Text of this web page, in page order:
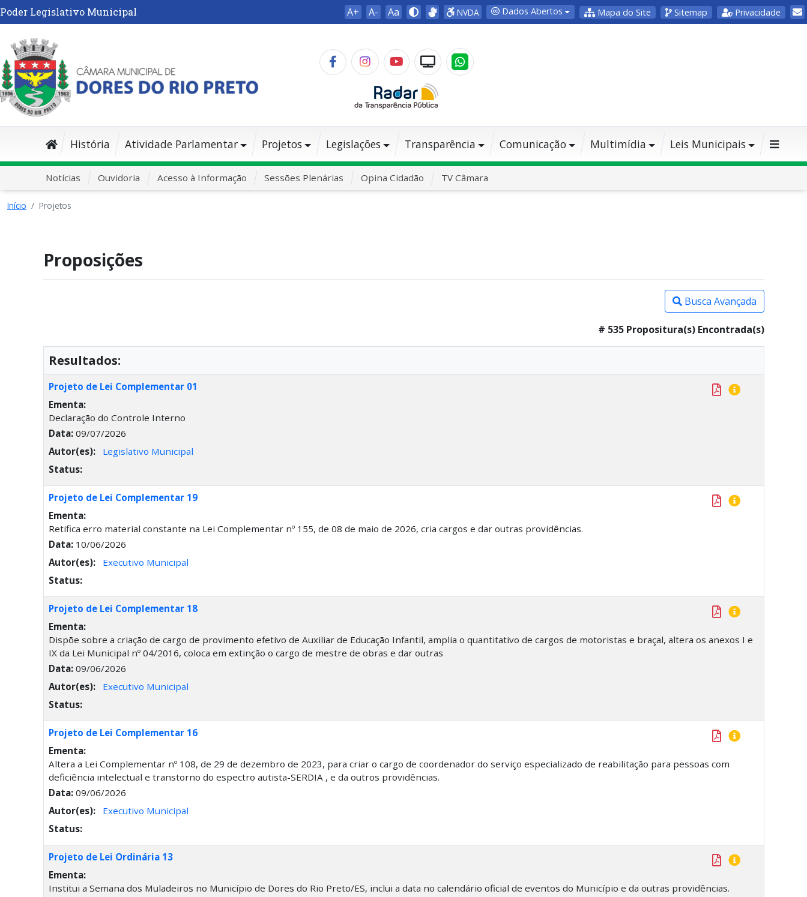
Poder Legislativo Municipal A+ A- Aa NVDA Dados Abertos Mapa do Site Sitemap Privacidade
História Atividade Parlamentar Projetos Legislações Transparência Comunicação Multimídia Leis Municipais
Notícias Ouvidoria Acesso à Informação Sessões Plenárias Opina Cidadão TV Câmara
Início Projetos
Proposições
Busca Avançada
# 535 Propositura(s) Encontrada(s)
Resultados:
Projeto de Lei Complementar 01
Ementa:
Declaração do Controle Interno
Data:09/07/2026
Autor(es):
Legislativo Municipal
Status:
Projeto de Lei Complementar 19
Ementa:
Retifica erro material constante na Lei Complementar nº 155, de 08 de maio de 2026, cria cargos e dar outras providências.
Data:10/06/2026
Autor(es):
Executivo Municipal
Status:
Projeto de Lei Complementar 18
Ementa:
Dispõe sobre a criação de cargo de provimento efetivo de Auxiliar de Educação Infantil, amplia o quantitativo de cargos de motoristas e braçal, altera os anexos I e
IX da Lei Municipal nº 04/2016, coloca em extinção o cargo de mestre de obras e dar outras
Data:09/06/2026
Autor(es):
Executivo Municipal
Status:
Projeto de Lei Complementar 16
Ementa:
Altera a Lei Complementar nº 108, de 29 de dezembro de 2023, para criar o cargo de coordenador do serviço especializado de reabilitação para pessoas com
deficiência intelectual e transtorno do espectro autista-SERDIA , e da outros providências.
Data:09/06/2026
Autor(es):
Executivo Municipal
Status:
Projeto de Lei Ordinária 13
Ementa:
Institui a Semana dos Muladeiros no Município de Dores do Rio Preto/ES, inclui a data no calendário oficial de eventos do Município e da outras providências.